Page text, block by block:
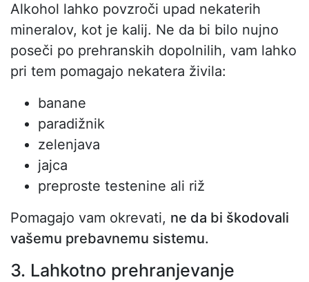
Alkohol lahko povzroči upad nekaterih
mineralov, kot je kalij. Ne da bi bilo nujno
poseči po prehranskih dopolnilih, vam lahko
pri tem pomagajo nekatera živila:
banane
paradižnik
zelenjava
jajca
preproste testenine ali riž
Pomagajo vam okrevati, ne da bi škodovali
vašemu prebavnemu sistemu.
3. Lahkotno prehranjevanje